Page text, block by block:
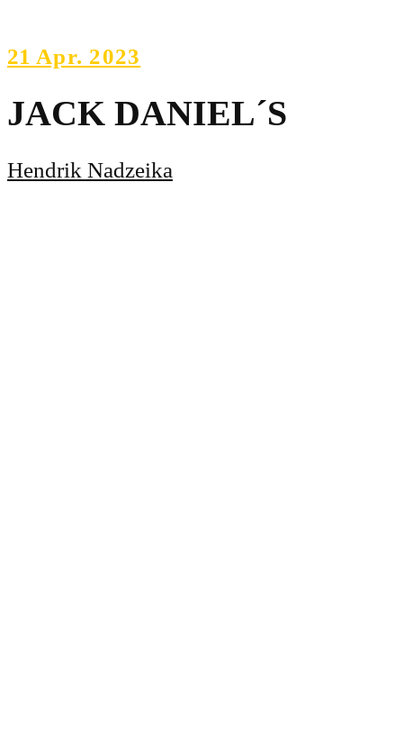
21 Apr. 2023
JACK DANIEL´S
Hendrik Nadzeika